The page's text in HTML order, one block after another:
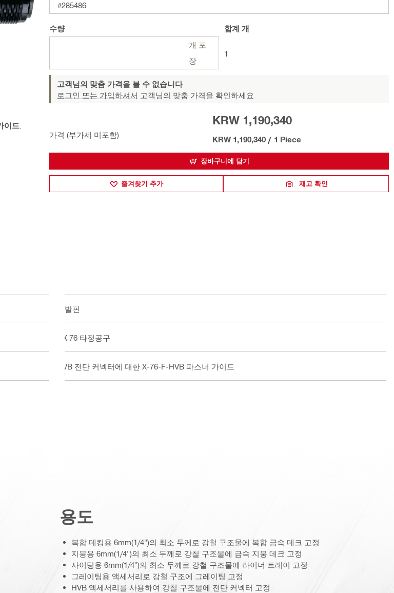
이드
#285486
수량
개 포
장
합계 개
1
고객님의 맞춤 가격을 볼 수 없습니다
로그인 또는 가입하셔서 고객님의 맞춤 가격을 확인하세요
가격 (부가세 미포함)
KRW 1,190,340
KRW 1,190,340 / 1 Piece
장바구니에 담기
즐겨찾기 추가 재고 확인
단발핀
DX 76 타정공구
HVB 전단 커넥터에 대한 X-76-F-HVB 파스너 가이드
용도
복합 데킹용 6mm(1/4")의 최소 두께로 강철 구조물에 복합 금속 데크 고정
지붕용 6mm(1/4")의 최소 두께로 강철 구조물에 금속 지붕 데크 고정
사이딩용 6mm(1/4")의 최소 두께로 강철 구조물에 라이너 트레이 고정
그레이팅용 액세서리로 강철 구조에 그레이팅 고정
HVB 액세서리를 사용하여 강철 구조물에 전단 커넥터 고정